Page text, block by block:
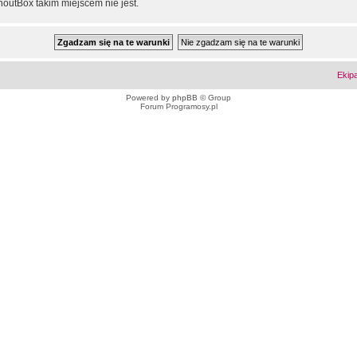
takim miejscem nie jest.
Powered by phpBB © Group
Forum Programosy.pl